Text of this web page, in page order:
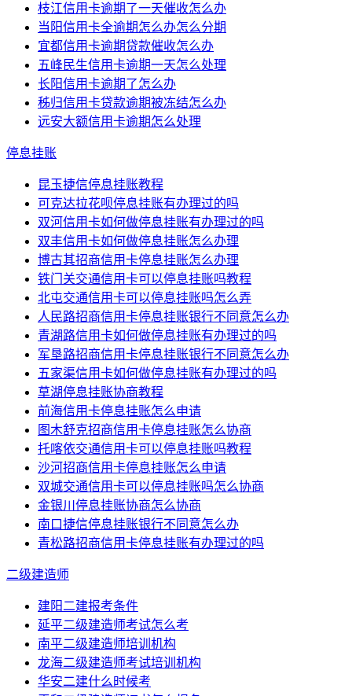
枝江信用卡逾期了一天催收怎么办
当阳信用卡全逾期怎么办怎么分期
宜都信用卡逾期贷款催收怎么办
五峰民生信用卡逾期一天怎么处理
长阳信用卡逾期了怎么办
秭归信用卡贷款逾期被冻结怎么办
远安大额信用卡逾期怎么处理
停息挂账
昆玉捷信停息挂账教程
可克达拉花呗停息挂账有办理过的吗
双河信用卡如何做停息挂账有办理过的吗
双丰信用卡如何做停息挂账怎么办理
博古其招商信用卡停息挂账怎么办理
铁门关交通信用卡可以停息挂账吗教程
北屯交通信用卡可以停息挂账吗怎么弄
人民路招商信用卡停息挂账银行不同意怎么办
青湖路信用卡如何做停息挂账有办理过的吗
军垦路招商信用卡停息挂账银行不同意怎么办
五家渠信用卡如何做停息挂账有办理过的吗
草湖停息挂账协商教程
前海信用卡停息挂账怎么申请
图木舒克招商信用卡停息挂账怎么协商
托喀依交通信用卡可以停息挂账吗教程
沙河招商信用卡停息挂账怎么申请
双城交通信用卡可以停息挂账吗怎么协商
金银川停息挂账协商怎么协商
南口捷信停息挂账银行不同意怎么办
青松路招商信用卡停息挂账有办理过的吗
二级建造师
建阳二建报考条件
延平二级建造师考试怎么考
南平二级建造师培训机构
龙海二级建造师考试培训机构
华安二建什么时候考